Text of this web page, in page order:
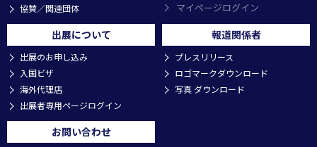
協賛／関連団体
マイページログイン
出展について
出展のお申し込み
入国ビザ
海外代理店
出展者専用ページログイン
報道関係者
プレスリリース
ロゴマークダウンロード
写真 ダウンロード
お問い合わせ